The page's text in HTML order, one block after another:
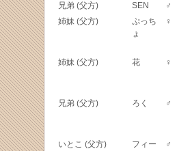
兄弟 (父方) SEN ♂
姉妹 (父方)
ぷっち
ょ
♀
姉妹 (父方) 花 ♀
兄弟 (父方) ろく ♂
いとこ (父方)
フィー
♂